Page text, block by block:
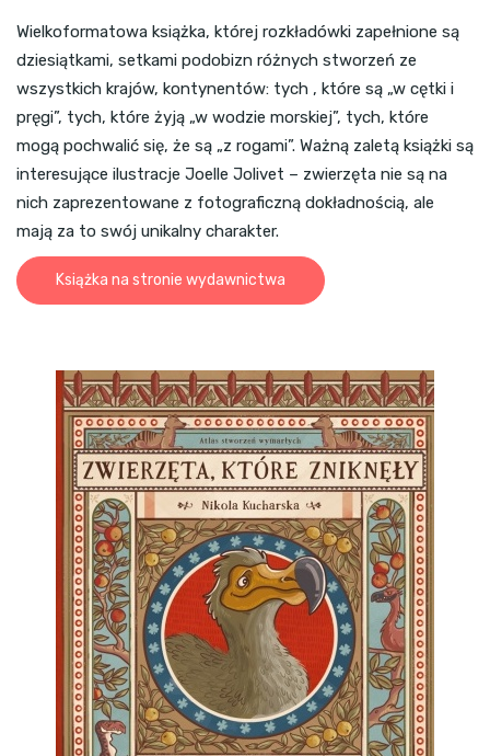
Wielkoformatowa książka, której rozkładówki zapełnione są
dziesiątkami, setkami podobizn różnych stworzeń ze
wszystkich krajów, kontynentów: tych , które są „w cętki i
pręgi”, tych, które żyją „w wodzie morskiej”, tych, które
mogą pochwalić się, że są „z rogami”. Ważną zaletą książki są
interesujące ilustracje Joelle Jolivet – zwierzęta nie są na
nich zaprezentowane z fotograficzną dokładnością, ale
mają za to swój unikalny charakter.
Książka na stronie wydawnictwa